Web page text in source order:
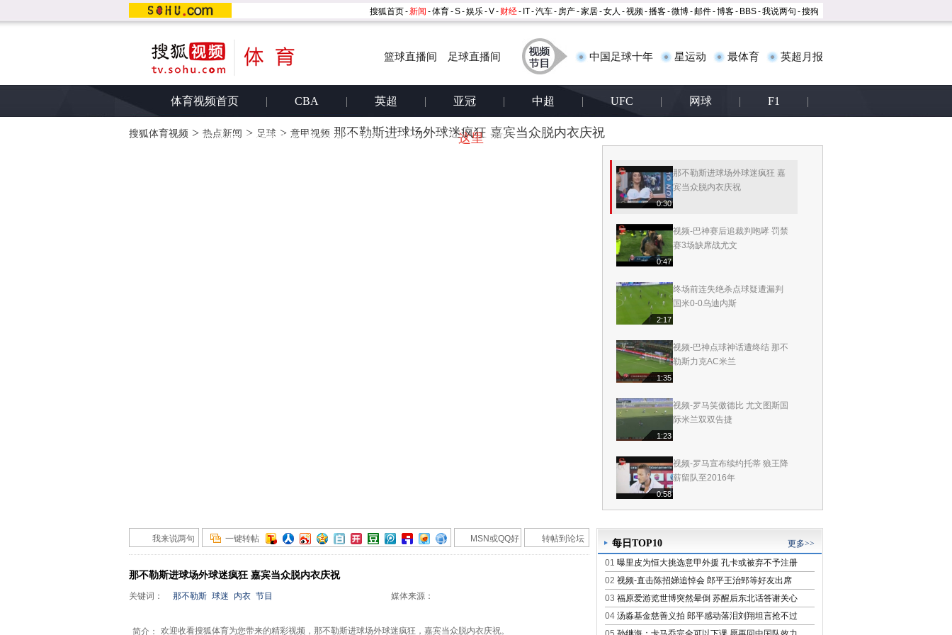
搜狐首页-新闻 -体育-S-娱乐-V- 财经- IT-汽车- 房产-家居-女人 -视频-播客-微博-邮件-博客- BBS-我说两句 -搜狗
篮球直播间 足球直播间 中国足球十年 星运动 最体育 英超月报
体育视频首页 | CBA | 英超 | 亚冠 | 中超 | UFC | 网球 | F1 |
体育首页
搜狐体育视频 > 热点新闻 > 足球 > 意甲视频 那不勒斯进球场外球迷疯狂 嘉宾当众脱内衣庆祝
由于您未安装flash播放器视频无法播放，点击这里安装
勒斯遭升班马逼平
1:1
视频-对手送乌龙大力 尤文逆转
1:11
视频-最后阶段接连入两球 AC米
0:30
那不勒斯进球场外球迷疯狂 嘉
宾当众脱内衣庆祝
0:47
视频-巴神赛后追裁判咆哮 罚禁
赛3场缺席战尤文
2:17
终场前连失绝杀点球疑遭漏判
国米0-0乌迪内斯
1:35
视频-巴神点球神话遭终结 那不
勒斯力克AC米兰
1:23
视频-罗马笑傲德比 尤文图斯国
际米兰双双告捷
0:58
视频-罗马宣布续约托蒂 狼王降
薪留队至2016年
0:39
1:40
视频-卡卡休养期间放弃薪水 惹
众皇马球迷不满
我来说两句 一键转帖
MSN或QQ好
友
转帖到论坛
那不勒斯进球场外球迷疯狂 嘉宾当众脱内衣庆祝
关键词： 那不勒斯 球迷 内衣 节目 媒体来源：
简介： 欢迎收看搜狐体育为您带来的精彩视频，那不勒斯进球场外球迷疯狂，嘉宾当众脱内衣庆祝。
每日TOP10
更多>>
01 曝里皮为恒大挑选意甲外援 孔卡或被弃不予注册
02 视频-直击陈招娣追悼会 郎平王治郅等好友出席
03 福原爱游览世博突然晕倒 苏醒后东北话答谢关心
04 汤淼基金慈善义拍 郎平感动落泪刘翔坦言抢不过